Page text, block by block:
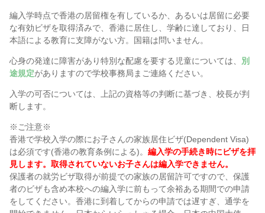
編入学時点で香港の居留権を有しているか、あるいは居留に必要
な有効ビザを取得済みで、香港に居住し、学齢に達しており、日
本語による教育に支障がない方。国籍は問いません。
心身の発達に障害があり特別な配慮を要する児童については、 別
途規定がありますので学校事務局まご連絡ください。
入学の可否については、上記の資格等の判断に基づき、校長が判
断します。
※ご注意※
香港で学校入学の際にお子さんの家族居住ビザ(Dependent Visa)
は必須です(香港の教育条例による)。 編入学の手続き時にビザを拝
見します。取得されていないお子さんは編入学できません。
保護者の就労ビザ取得が前提での家族の居留許可ですので、保護
者のビザも含め本校への編入学に前もって余裕ある期間での申請
をしてください。香港に到着してからの申請では遅すぎ、通学を